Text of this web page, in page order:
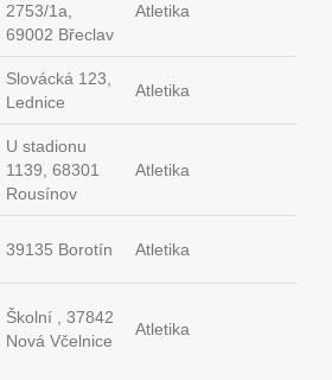
2753/1a,
69002 Břeclav
Atletika
Slovácká 123,
Lednice
Atletika
U stadionu
1139, 68301
Rousínov
Atletika
39135 Borotín Atletika
Školní , 37842
Nová Včelnice
Atletika